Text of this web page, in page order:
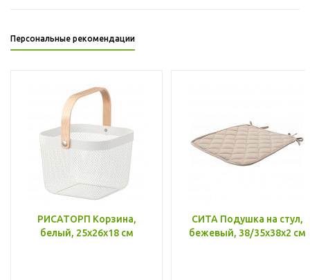
Персональные рекомендации
РИСАТОРП Корзина,
белый, 25x26x18 см
СИТА Подушка на стул,
бежевый, 38/35x38x2 см